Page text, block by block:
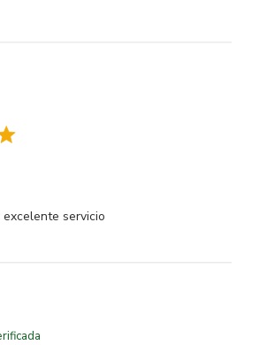
servicio
review content